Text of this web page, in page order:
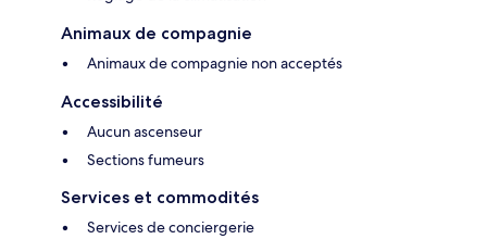
Animaux de compagnie
Animaux de compagnie non acceptés
Accessibilité
Aucun ascenseur
Sections fumeurs
Services et commodités
Services de conciergerie